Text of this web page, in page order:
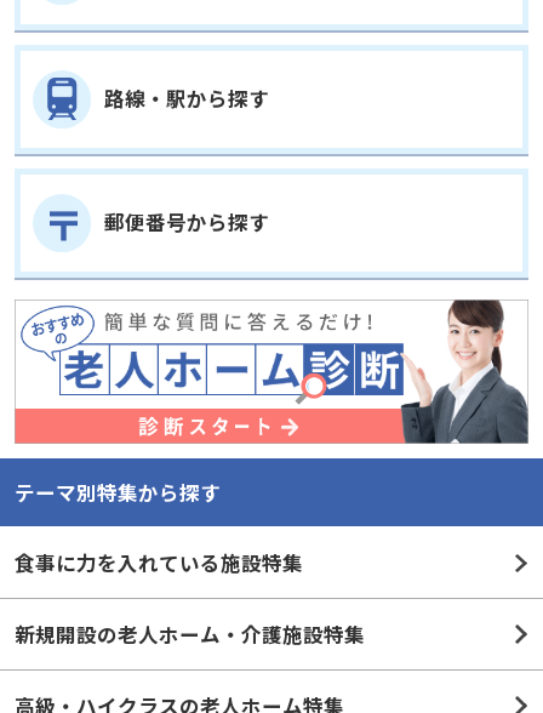
路線・駅から探す
郵便番号から探す
テーマ別特集から探す
食事に力を入れている施設特集
新規開設の老人ホーム・介護施設特集
高級・ハイクラスの老人ホーム特集